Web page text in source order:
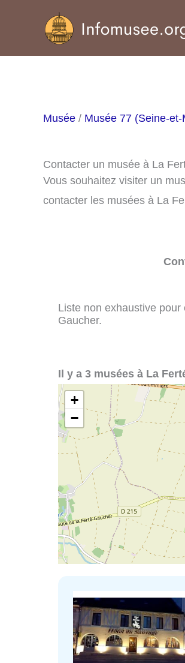
Musée / Musée 77 (Seine-et-
Contacter un musée à La
Vous souhaitez visiter un
contacter les musées à La
Liste non exhaustive
Gaucher.
Il y a 3 musées à La
+
−